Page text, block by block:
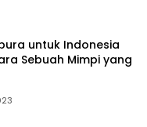
untuk Indonesia
Sebuah Mimpi yang